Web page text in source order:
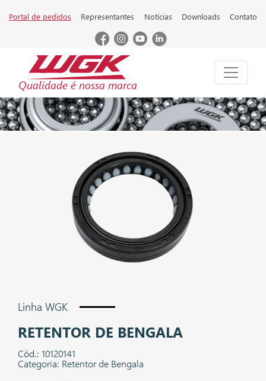
Portal de pedidos Representantes Notícias Downloads Contato
Qualidade é nossa marca
Linha WGK
RETENTOR DE BENGALA
Cód.: 10120141
Categoria: Retentor de Bengala